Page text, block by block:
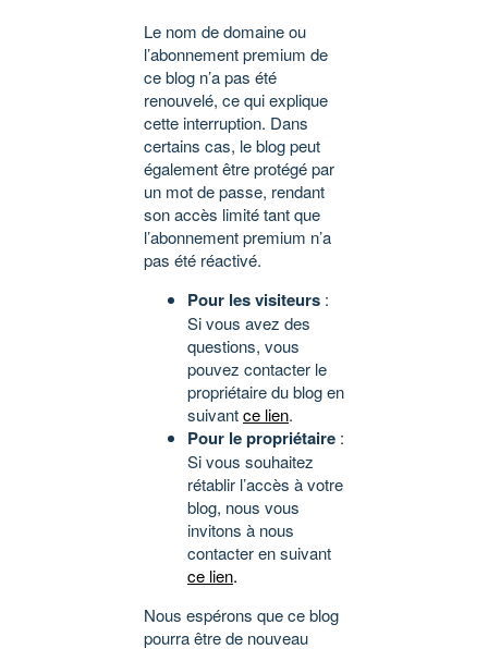
Le nom de domaine ou
l’abonnement premium de
ce blog n’a pas été
renouvelé, ce qui explique
cette interruption. Dans
certains cas, le blog peut
également être protégé par
un mot de passe, rendant
son accès limité tant que
l’abonnement premium n’a
pas été réactivé.
Pour les visiteurs :
Si vous avez des
questions, vous
pouvez contacter le
propriétaire du blog en
suivantce lien.
Pour le propriétaire :
Si vous souhaitez
rétablir l’accès à votre
blog, nous vous
invitons à nous
contacter en suivant
ce lien.
Nous espérons que ce blog
pourra être de nouveau